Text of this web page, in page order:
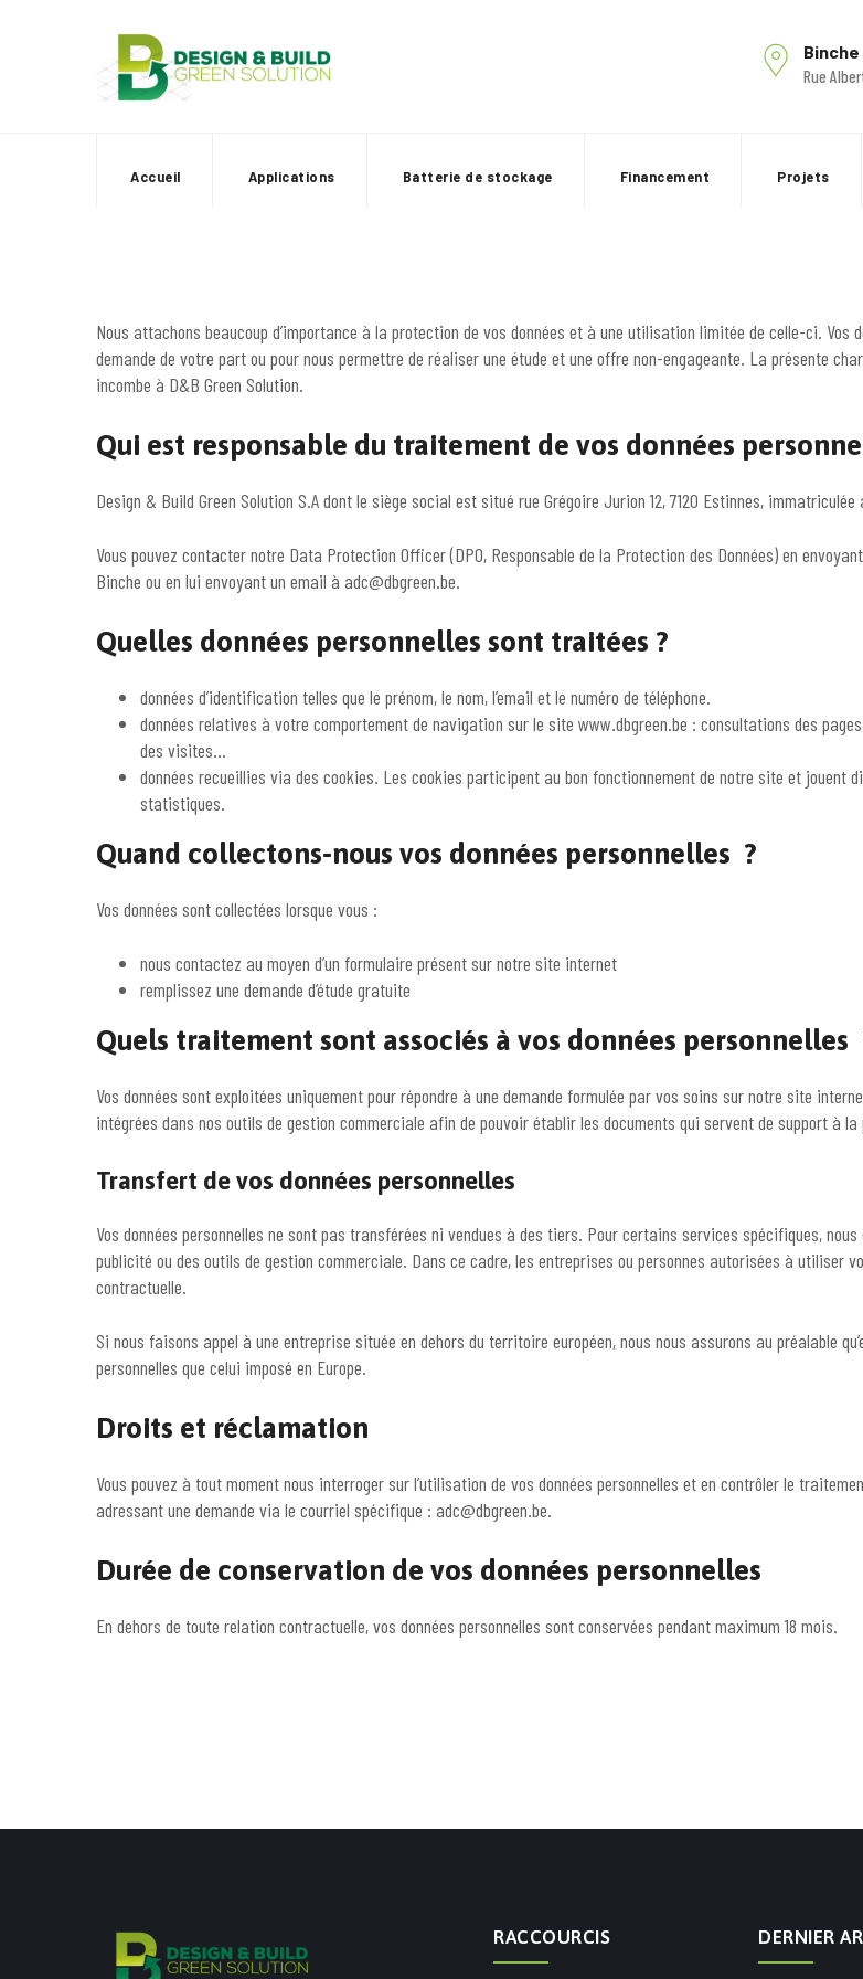
Binche
Rue
Accueil Applications Batterie de stockage Financement Projets
Nous attachons beaucoup d’importance à la protection de vos données et à une utilisation limitée de celle-ci.
demande de votre part ou pour nous permettre de réaliser une étude et une offre non-engageante. La présente
incombe à D&B Green Solution.
Qui est responsable du traitement de vos données
Design & Build Green Solution S.A dont le siège social est situé rue Grégoire Jurion 12, 7120 Estinnes, immatriculée
Vous pouvez contacter notre Data Protection Officer (DPO, Responsable de la Protection des Données) en
Binche ou en lui envoyant un email à adc@dbgreen.be.
Quelles données personnelles sont traitées ?
données d’identification telles que le prénom, le nom, l’email et le numéro de téléphone.
données relatives à votre comportement de navigation sur le site www.dbgreen.be : consultations des
des visites…
données recueillies via des cookies. Les cookies participent au bon fonctionnement de notre site et jouent
statistiques.
Quand collectons-nous vos données personnelles ?
Vos données sont collectées lorsque vous :
nous contactez au moyen d’un formulaire présent sur notre site internet
remplissez une demande d’étude gratuite
Quels traitement sont associés à vos données personnelles
Vos données sont exploitées uniquement pour répondre à une demande formulée par vos soins sur notre site
intégrées dans nos outils de gestion commerciale afin de pouvoir établir les documents qui servent de support à
Transfert de vos données personnelles
Vos données personnelles ne sont pas transférées ni vendues à des tiers. Pour certains services spécifiques,
publicité ou des outils de gestion commerciale. Dans ce cadre, les entreprises ou personnes autorisées à utiliser
contractuelle.
Si nous faisons appel à une entreprise située en dehors du territoire européen, nous nous assurons au préalable
personnelles que celui imposé en Europe.
Droits et réclamation
Vous pouvez à tout moment nous interroger sur l’utilisation de vos données personnelles et en contrôler le
adressant une demande via le courriel spécifique : adc@dbgreen.be.
Durée de conservation de vos données personnelles
En dehors de toute relation contractuelle, vos données personnelles sont conservées pendant maximum 18 mois.
RACCOURCIS DERNIER